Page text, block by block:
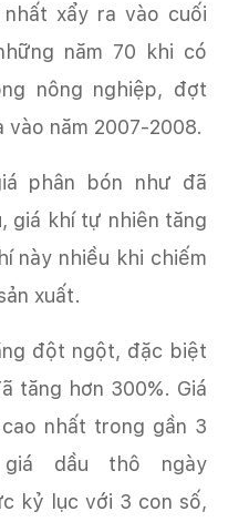
xẩy ra vào cuối
năm 70 khi có
nông nghiệp, đợt
năm 2007-2008.
phân bón như đã
giá khí tự nhiên tăng
này nhiều khi chiếm
xuất.
đột ngột, đặc biệt
tăng hơn 300%. Giá
nhất trong gần 3
dầu thô ngày
kỷ lục với 3 con số,